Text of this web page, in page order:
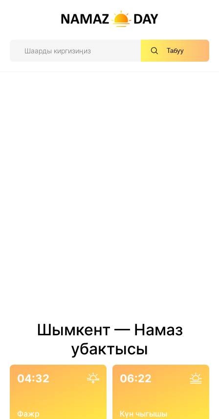
Табуу
Шымкент — Намаз
убактысы
04:32
Фажр
06:22
Күн чыгышы